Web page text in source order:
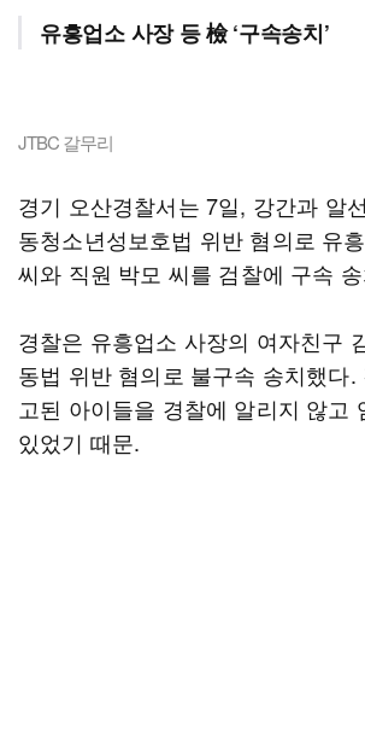
유흥업소 사장 등 檢 ‘구속송치’
JTBC 갈무리
경기 오산경찰서는 7일, 강간과 알
동청소년성보호법 위반 혐의로 유
씨와 직원 박모 씨를 검찰에 구속
경찰은 유흥업소 사장의 여자친구
동법 위반 혐의로 불구속 송치했다.
고된 아이들을 경찰에 알리지 않고
있었기 때문.